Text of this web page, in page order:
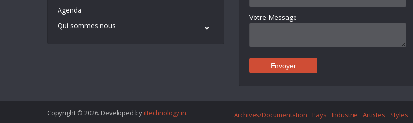
Agenda
Qui sommes nous
Votre Message
Copyright © 2026. Developed by iItechnology.in. Archives/Documentation Pays Industrie Artistes Styles